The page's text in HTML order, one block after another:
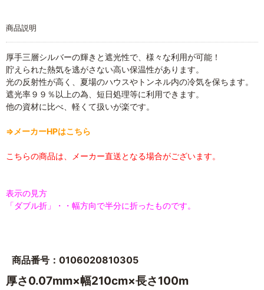
商品説明
厚手三層シルバーの輝きと遮光性で、様々な利用が可能！
貯えられた熱気を逃がさない高い保温性があります。
光の反射性が高く、夏場のハウスやトンネル内の冷気を保ちます。
遮光率９９％以上の為、短日処理等に利用できます。
他の資材に比べ、軽くて扱いが楽です。
⇒メーカーHPはこちら
こちらの商品は、メーカー直送となる場合がございます。
表示の見方
「ダブル折」・・幅方向で半分に折ったものです。
商品番号：0106020810305
厚さ0.07mm×幅210cm×長さ100m